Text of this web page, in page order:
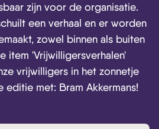
zijn voor de organisatie.
een verhaal en er worden
zowel binnen als buiten
item 'Vrijwilligersverhalen'
vrijwilligers in het zonnetje
editie met: Bram Akkermans!